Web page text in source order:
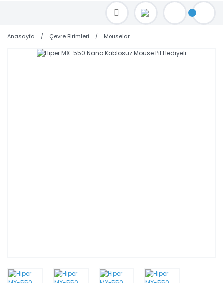
TOPTAN FİYAT ALMAK İÇİN satis@toptanbilgisayar.net MAİL ATINIZ.
SİPARİŞLERİNİZİ AYNI GÜN KARGO İLE GÖNDERİYORUZ!
Anasayfa Çevre Birimleri Mouselar